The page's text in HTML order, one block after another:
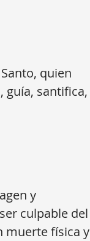
quien
guía, santifica,
y
culpable del
muerte física y